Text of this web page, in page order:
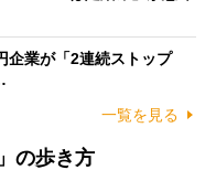
企業が「2連続ストップ
一覧を見る
の歩き方